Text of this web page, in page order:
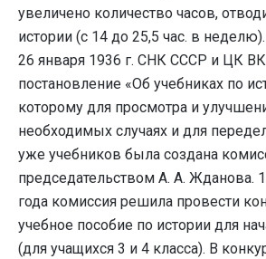
увеличено количество часов,
истории (с 14 до 25,5 час. в неделю).
26 января 1936 г. СНК СССР и ЦК
постановление «Об учебниках по
которому для просмотра и
необходимых случаях и для
уже учебников была создана
председательством А. А. Жданова.
года комиссия решила провести
учебное пособие по истории для
(для учащихся 3 и 4 класса). В